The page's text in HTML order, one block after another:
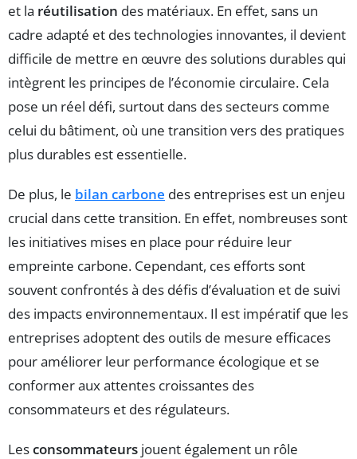
et la réutilisation des matériaux. En effet, sans un
cadre adapté et des technologies innovantes, il devient
difficile de mettre en œuvre des solutions durables qui
intègrent les principes de l’économie circulaire. Cela
pose un réel défi, surtout dans des secteurs comme
celui du bâtiment, où une transition vers des pratiques
plus durables est essentielle.
De plus, le bilan carbone des entreprises est un enjeu
crucial dans cette transition. En effet, nombreuses sont
les initiatives mises en place pour réduire leur
empreinte carbone. Cependant, ces efforts sont
souvent confrontés à des défis d’évaluation et de suivi
des impacts environnementaux. Il est impératif que les
entreprises adoptent des outils de mesure efficaces
pour améliorer leur performance écologique et se
conformer aux attentes croissantes des
consommateurs et des régulateurs.
Lesconsommateurs jouent également un rôle